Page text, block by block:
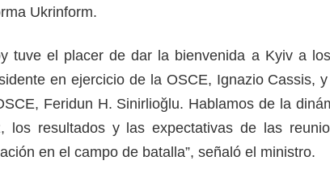
Ukrinform.
tuve el placer de dar la bienvenida a Kyiv a
en ejercicio de la OSCE, Ignazio Cassis,
Feridun H. Sinirlioğlu. Hablamos de la
los resultados y las expectativas de las
en el campo de batalla”, señaló el ministro.